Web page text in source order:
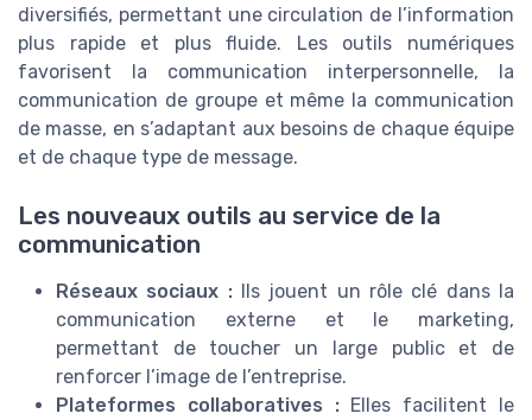
diversifiés, permettant une circulation de l’information
plus rapide et plus fluide. Les outils numériques
favorisent la communication interpersonnelle, la
communication de groupe et même la communication
de masse, en s’adaptant aux besoins de chaque équipe
et de chaque type de message.
Les nouveaux outils au service de la
communication
Réseaux sociaux :Ils jouent un rôle clé dans la
communication externe et le marketing,
permettant de toucher un large public et de
renforcer l’image de l’entreprise.
Plateformes collaboratives :Elles facilitent le